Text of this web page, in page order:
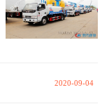
2020-09-04